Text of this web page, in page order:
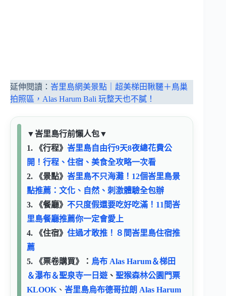
延伸閱讀： 峇里島網美景點｜超美梯田鞦韆＋鳥巢
拍照區，Alas Harum Bali 玩整天也不膩！
▼峇里島行前懶人包▼
1. 《行程》 峇里島自由行9天8夜總花費公
開！行程、住宿、美食全攻略一次看
2. 《景點》 峇里島不只海灘！12個峇里島景
點推薦：文化、自然、刺激體驗全包辦
3. 《餐廳》 不只度假還要吃好吃滿！11間峇
里島餐廳推薦你一定會愛上
4. 《住宿》 住過才敢推！８間峇里島住宿推
薦
5. 《票卷購買》： 烏布 Alas Harum＆梯田
＆瀑布＆聖泉寺一日遊 、 聖猴森林公園門票
KLOOK 、 峇里島烏布德哥拉朗 Alas Harum